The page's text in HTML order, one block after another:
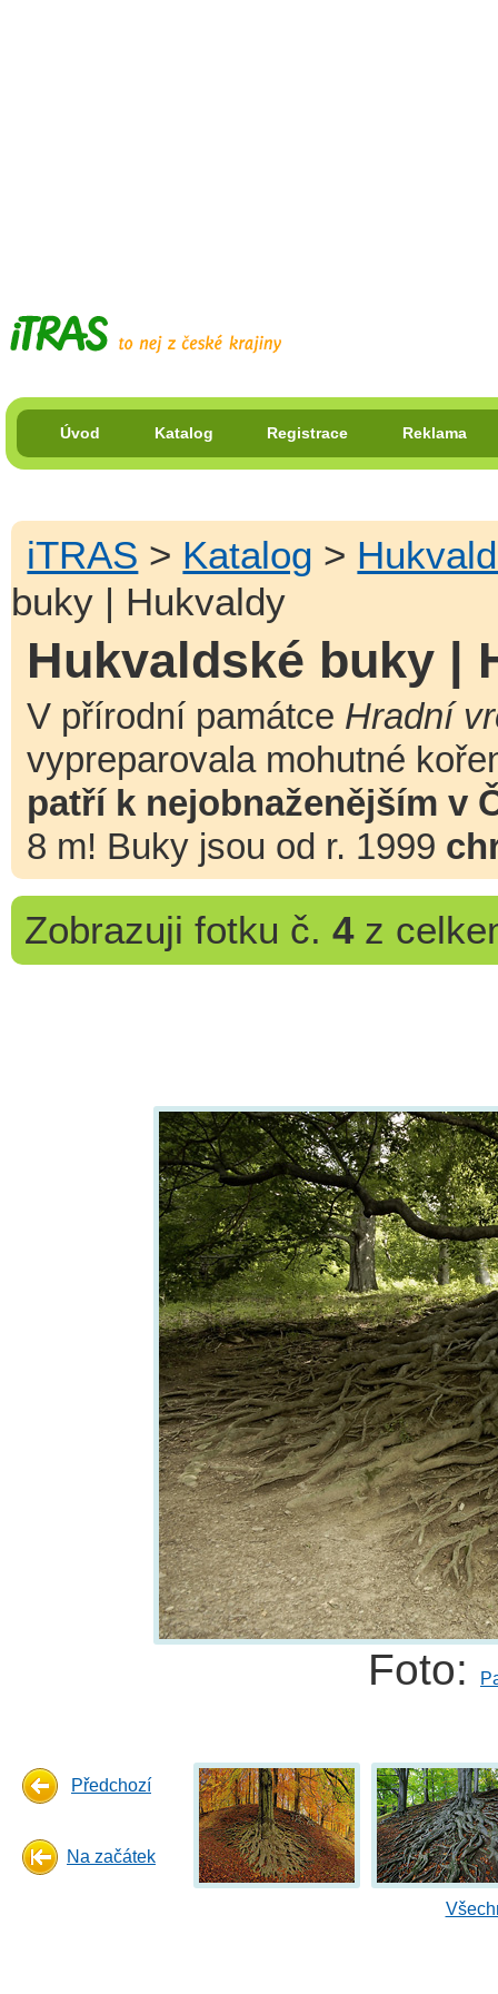
Úvod Katalog Registrace Reklama
iTRAS > Katalog >
buky | Hukvaldy
Hukvaldské buky |
V přírodní památce Hradní
vypreparovala mohutné
patří k nejobnaženějším v
8 m! Buky jsou od r. 1999
Zobrazuji fotku č. 4z
Foto:
Předchozí
Na začátek